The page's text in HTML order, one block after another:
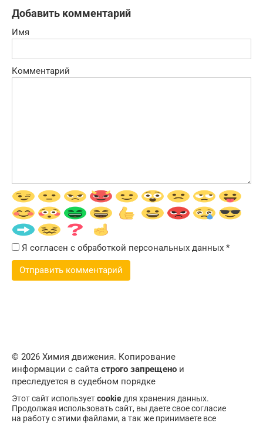
Добавить комментарий
Имя
Комментарий
Я согласен с обработкой персональных данных *
© 2026 Химия движения. Копирование
информации с сайта строго запрещено и
преследуется в судебном порядке
Этот сайт используетcookieдля хранения данных.
Продолжая использовать сайт, вы даете свое согласие
на работу с этими файлами, а так же принимаете все